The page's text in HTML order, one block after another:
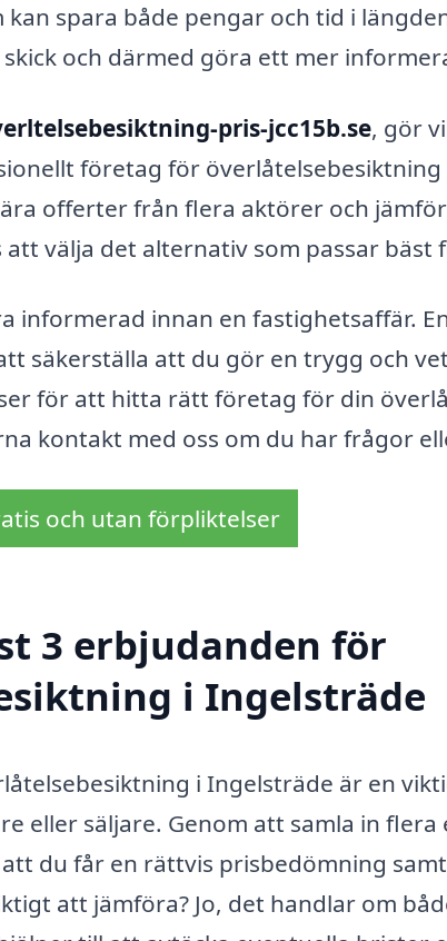
kan spara både pengar och tid i
och därmed göra ett mer
pris-jcc15b.se, gör
företag för
offerter från flera aktörer och
välja det alternativ som passar bäst
informerad innan en fastighetsaffär.
säkerställa att du gör en trygg och
för att hitta rätt företag för din
kontakt med oss om du har frågor
och utan förpliktelser
3 erbjudanden för
i Ingelsträde
i Ingelsträde är en
eller säljare. Genom att samla in
du får en rättvis prisbedömning
att jämföra? Jo, det handlar om